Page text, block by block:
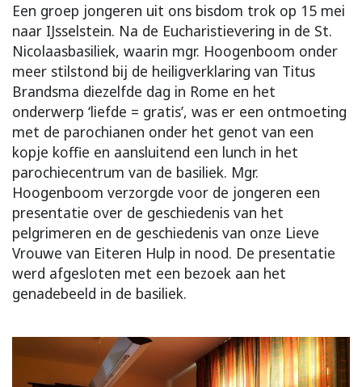
Een groep jongeren uit ons bisdom trok op 15 mei
naar IJsselstein. Na de Eucharistievering in de St.
Nicolaasbasiliek, waarin mgr. Hoogenboom onder
meer stilstond bij de heiligverklaring van Titus
Brandsma diezelfde dag in Rome en het
onderwerp ‘liefde = gratis’, was er een ontmoeting
met de parochianen onder het genot van een
kopje koffie en aansluitend een lunch in het
parochiecentrum van de basiliek. Mgr.
Hoogenboom verzorgde voor de jongeren een
presentatie over de geschiedenis van het
pelgrimeren en de geschiedenis van onze Lieve
Vrouwe van Eiteren Hulp in nood. De presentatie
werd afgesloten met een bezoek aan het
genadebeeld in de basiliek.